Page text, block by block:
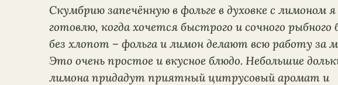
Скумбрию запечённую в фольге в духовке с лимоном я
готовлю, когда хочется быстрого и сочного рыбного
без хлопот – фольга и лимон делают всю работу за
Это очень простое и вкусное блюдо. Небольшие
лимона придадут приятный цитрусовый аромат и